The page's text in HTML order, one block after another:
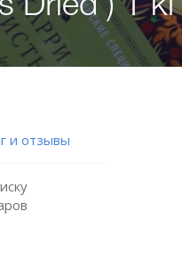
Dried ) 1 кг
и отзывы